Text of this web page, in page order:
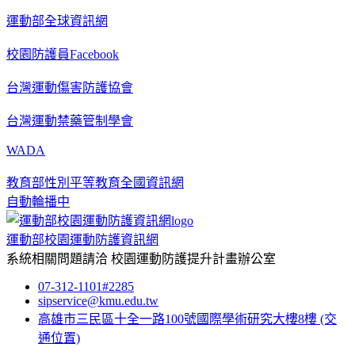
運動部全球資訊網
校園防護員Facebook
台灣運動傷害防護協會
台灣運動禁藥管制學會
WADA
教育部性別平等教育全國資訊網
自動輪播中
運動部校園運動防護資訊網
系統相關問題請洽 校園運動防護提升計畫辦公室
07-312-1101#2285
sipservice@kmu.edu.tw
高雄市三民區十全一路100號國際學術研究大樓8樓 (交
通位置)